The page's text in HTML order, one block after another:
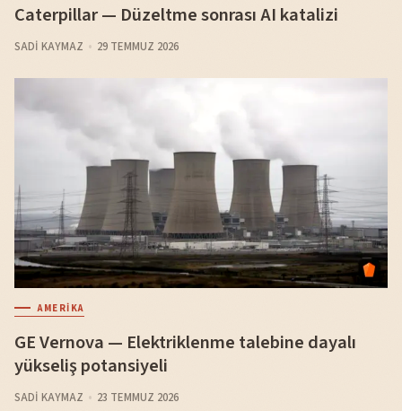
Caterpillar — Düzeltme sonrası AI katalizi
SADI KAYMAZ 29 TEMMUZ 2026
AMERIKA
GE Vernova — Elektriklenme talebine dayalı
yükseliş potansiyeli
SADI KAYMAZ 23 TEMMUZ 2026